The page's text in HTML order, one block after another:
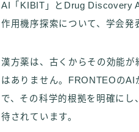
AI「KIBIT」とDrug Discovery
作用機序探索について、学会発
漢方薬は、古くからその効能
はありません。FRONTEOのAI
で、その科学的根拠を明確に
待されています。